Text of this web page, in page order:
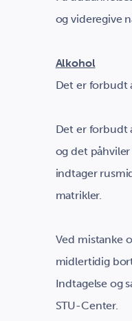
og videregive
Alkohol
Det er forbudt
Det er forbudt
og det
indtager
matrikler.
Ved mistanke
midlertidig
Indtagelse og
STU-Center.